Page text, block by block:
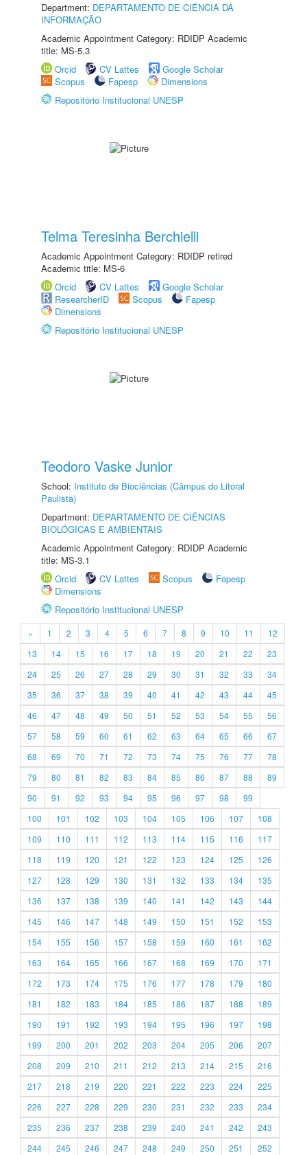
Department: DEPARTAMENTO DE CIÊNCIA DA
INFORMAÇÃO
Academic Appointment Category: RDIDP Academic
title: MS-5.3
Orcid
CV Lattes
Google Scholar
Scopus
Fapesp
Dimensions
Repositório Institucional UNESP
Telma Teresinha Berchielli
Academic Appointment Category: RDIDP retired
Academic title: MS-6
Orcid
CV Lattes
Google Scholar
ResearcherID
Scopus
Fapesp
Dimensions
Repositório Institucional UNESP
Teodoro Vaske Junior
School: Instituto de Biociências (Câmpus do Litoral
Paulista)
Department: DEPARTAMENTO DE CIÊNCIAS
BIOLÓGICAS E AMBIENTAIS
Academic Appointment Category: RDIDP Academic
title: MS-3.1
Orcid
CV Lattes Scopus
Fapesp
Dimensions
Repositório Institucional UNESP
« 1 2 3 4 5 6 7 8 9 10 11
12
13
14 15 16 17 18 19 20 21 22
23
24
25 26 27 28 29 30 31 32 33
34
35
36 37 38 39 40 41 42 43 44
45
46
47 48 49 50 51 52 53 54 55
56
57
58 59 60 61 62 63 64 65 66
67
68
69 70 71 72 73 74 75 76 77
78
79
80 81 82 83 84 85 86 87 88
89
90
91 92 93 94 95 96 97 98
99
100
101 102 103 104 105 106 107
108
109
110 111 112 113 114 115 116
117
118
119 120 121 122 123 124 125
126
127
128 129 130 131 132 133 134
135
136
137 138 139 140 141 142 143
144
145
146 147 148 149 150 151 152
153
154
155 156 157 158 159 160 161
162
163
164 165 166 167 168 169 170
171
172
173 174 175 176 177 178 179
180
181
182 183 184 185 186 187 188
189
190
191 192 193 194 195 196 197
198
199
200 201 202 203 204 205 206
207
208
209 210 211 212 213 214 215
216
217
218 219 220 221 222 223 224
225
226
227 228 229 230 231 232 233
234
235
236 237 238 239 240 241 242
243
244
245 246 247 248 249 250 251 252